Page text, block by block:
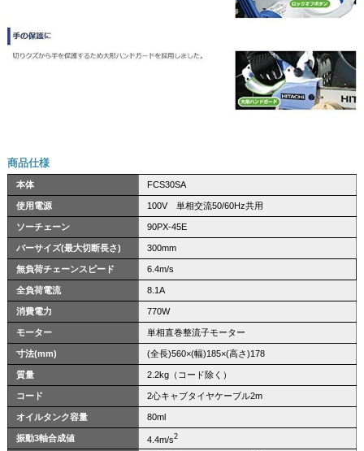
商品仕様
本体 FCS30SA
使用電源 100V 単相交流50/60Hz共用
ソーチェーン 90PX-45E
バーサイズ(最大切断長さ) 300mm
無負荷チェーンスピード 6.4m/s
全負荷電流 8.1A
消費電力 770W
モーター 単相直巻整流子モーター
寸法(mm) (全長)560×(幅)185×(高さ)178
質量 2.2kg（コード除く）
コード 2心キャブタイヤケーブル2m
オイルタンク容量 80ml
振動3軸合成値 4.4m/s2